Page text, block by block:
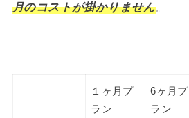
月のコストが掛かりません。
１ヶ月プ
ラン
6ヶ月プ
ラン